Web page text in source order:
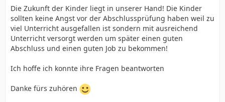
Die Zukunft der Kinder liegt in unserer Hand! Die Kinder
sollten keine Angst vor der Abschlussprüfung haben weil zu
viel Unterricht ausgefallen ist sondern mit ausreichend
Unterricht versorgt werden um später einen guten
Abschluss und einen guten Job zu bekommen!
Ich hoffe ich konnte ihre Fragen beantworten
Danke fürs zuhören